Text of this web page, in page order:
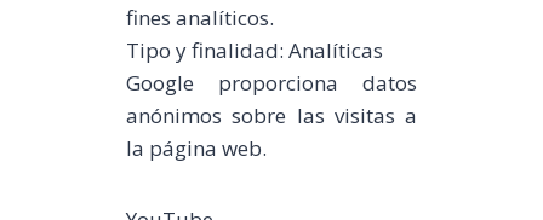
fines analíticos.
Tipo y finalidad: Analíticas
Google proporciona datos
anónimos sobre las visitas a
la página web.